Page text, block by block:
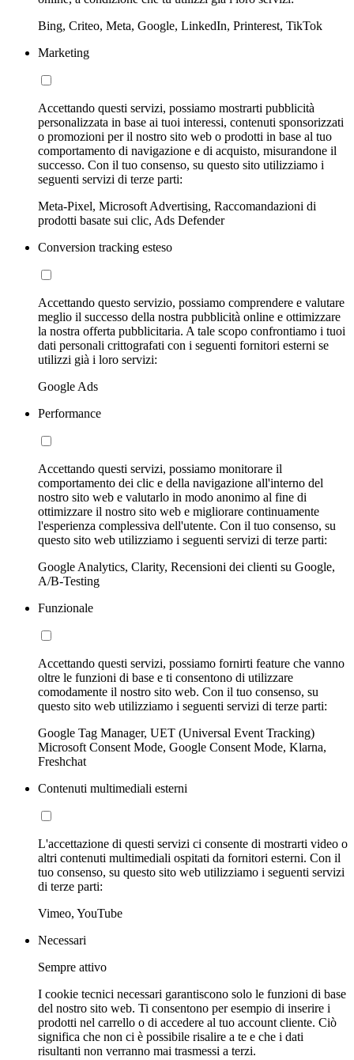
Bing, Criteo, Meta, Google, LinkedIn, Printerest, TikTok
Marketing
Accettando questi servizi, possiamo mostrarti pubblicità
personalizzata in base ai tuoi interessi, contenuti sponsorizzati
o promozioni per il nostro sito web o prodotti in base al tuo
comportamento di navigazione e di acquisto, misurandone il
successo. Con il tuo consenso, su questo sito utilizziamo i
seguenti servizi di terze parti:
Meta-Pixel, Microsoft Advertising, Raccomandazioni di
prodotti basate sui clic, Ads Defender
Conversion tracking esteso
Accettando questo servizio, possiamo comprendere e valutare
meglio il successo della nostra pubblicità online e ottimizzare
la nostra offerta pubblicitaria. A tale scopo confrontiamo i tuoi
dati personali crittografati con i seguenti fornitori esterni se
utilizzi già i loro servizi:
Google Ads
Performance
Accettando questi servizi, possiamo monitorare il
comportamento dei clic e della navigazione all'interno del
nostro sito web e valutarlo in modo anonimo al fine di
ottimizzare il nostro sito web e migliorare continuamente
l'esperienza complessiva dell'utente. Con il tuo consenso, su
questo sito web utilizziamo i seguenti servizi di terze parti:
Google Analytics, Clarity, Recensioni dei clienti su Google,
A/B-Testing
Funzionale
Accettando questi servizi, possiamo fornirti feature che vanno
oltre le funzioni di base e ti consentono di utilizzare
comodamente il nostro sito web. Con il tuo consenso, su
questo sito web utilizziamo i seguenti servizi di terze parti:
Google Tag Manager, UET (Universal Event Tracking)
Microsoft Consent Mode, Google Consent Mode, Klarna,
Freshchat
Contenuti multimediali esterni
L'accettazione di questi servizi ci consente di mostrarti video o
altri contenuti multimediali ospitati da fornitori esterni. Con il
tuo consenso, su questo sito web utilizziamo i seguenti servizi
di terze parti:
Vimeo, YouTube
Necessari
Sempre attivo
I cookie tecnici necessari garantiscono solo le funzioni di base
del nostro sito web. Ti consentono per esempio di inserire i
prodotti nel carrello o di accedere al tuo account cliente. Ciò
significa che non ci è possibile risalire a te e che i dati
risultanti non verranno mai trasmessi a terzi.